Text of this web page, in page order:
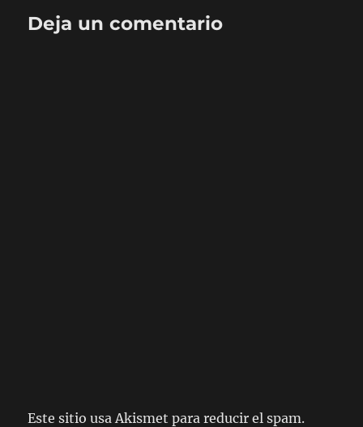
Deja un comentario
Este sitio usa Akismet para reducir el spam.